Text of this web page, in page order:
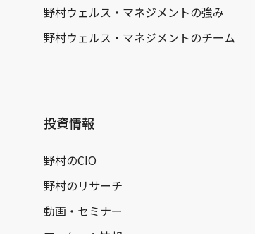
野村ウェルス・マネジメントの強み
野村ウェルス・マネジメントのチーム
投資情報
野村のCIO
野村のリサーチ
動画・セミナー